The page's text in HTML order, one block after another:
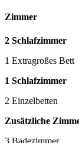
Zimmer
2 Schlafzimmer
1 Extragroßes Bett
1 Schlafzimmer
2 Einzelbetten
Zusätzliche
3 Badezimmer